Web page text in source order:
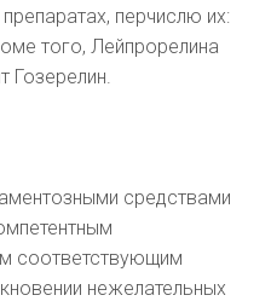
перчислю их:
того, Лейпрорелина
Гозерелин.
средствами
соответствующим
нежелательных